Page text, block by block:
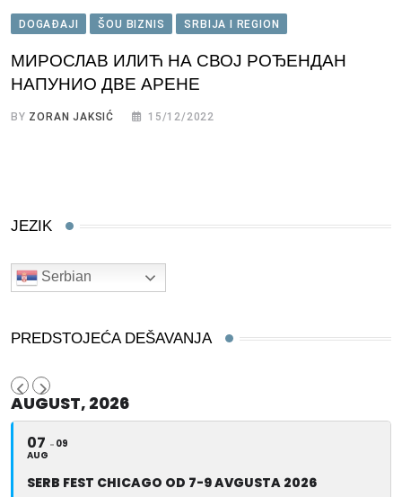
DOGAĐAJI ŠOU BIZNIS SRBIJA I REGION
МИРОСЛАВ ИЛИЋ НА СВОЈ РОЂЕНДАН
НАПУНИО ДВЕ АРЕНЕ
BY ZORAN JAKSIĆ 15/12/2022
JEZIK
Serbian
PREDSTOJEĆA DEŠAVANJA
AUGUST, 2026
07
AUG
09
SERB FEST CHICAGO OD 7-9 AVGUSTA 2026